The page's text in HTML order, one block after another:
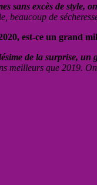
sans excès de
beaucoup de
est-ce un grand
de la surprise,
meilleurs que 2019.